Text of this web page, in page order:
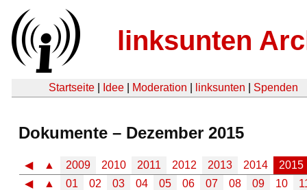
linksunten
Startseite Idee Moderation linksunten Spenden
Dokumente – Dezember 2015
◀ ▲ 2009 2010 2011 2012 2013 2014
2015
◀
▲ 01 02 03 04 05 06 07 08 09 10